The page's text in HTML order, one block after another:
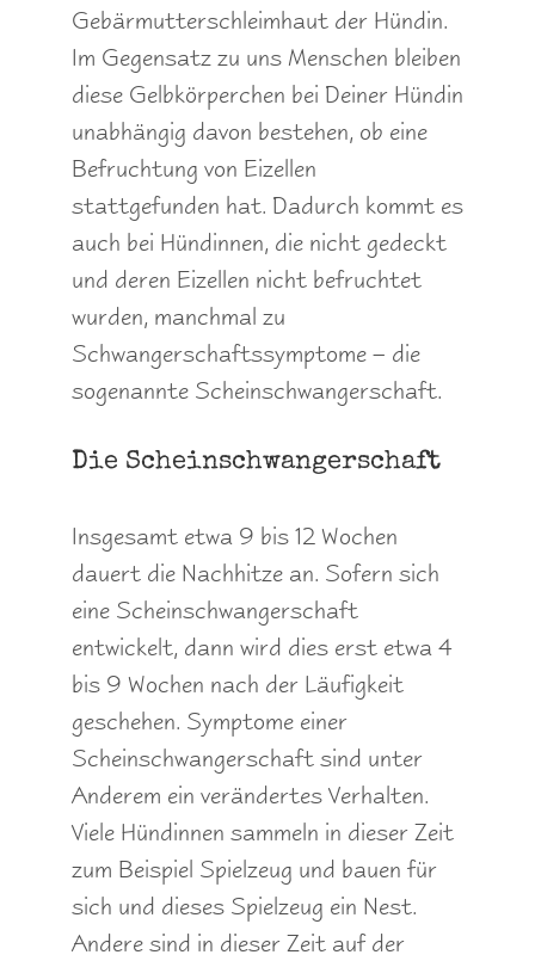
Gebärmutterschleimhaut der Hündin.
Im Gegensatz zu uns Menschen bleiben
diese Gelbkörperchen bei Deiner Hündin
unabhängig davon bestehen, ob eine
Befruchtung von Eizellen
stattgefunden hat. Dadurch kommt es
auch bei Hündinnen, die nicht gedeckt
und deren Eizellen nicht befruchtet
wurden, manchmal zu
Schwangerschaftssymptome – die
sogenannte Scheinschwangerschaft.
Die Scheinschwangerschaft
Insgesamt etwa 9 bis 12 Wochen
dauert die Nachhitze an. Sofern sich
eine Scheinschwangerschaft
entwickelt, dann wird dies erst etwa 4
bis 9 Wochen nach der Läufigkeit
geschehen. Symptome einer
Scheinschwangerschaft sind unter
Anderem ein verändertes Verhalten.
Viele Hündinnen sammeln in dieser Zeit
zum Beispiel Spielzeug und bauen für
sich und dieses Spielzeug ein Nest.
Andere sind in dieser Zeit auf der